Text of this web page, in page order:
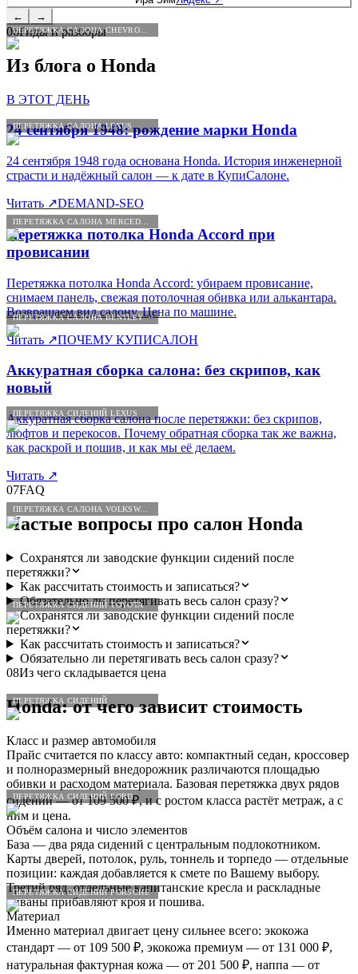
ПЕРЕТЯЖКА САЛОНА LEXUS
ПЕРЕТЯЖКА САЛОНА BENTLEY
ПЕРЕТЯЖКА СИДЕНИЙ LEXUS
ПЕРЕТЯЖКА САЛОНА VOLKSWAGEN
ПЕРЕТЯЖКА СИДЕНИЙ TOYOTA
ПЕРЕТЯЖКА СИДЕНИЙ
ПЕРЕТЯЖКА СИДЕНИЙ FORD
ПЕРЕТЯЖКА СИДЕНИЙ PORSCHE
←
→
06Гиды и разборы
Из блога о Honda
В ЭТОТ ДЕНЬ
24 сентября 1948: рождение марки Honda
24 сентября 1948 года основана Honda. История инженерной
страсти и надёжный салон — к дате в КупиСалоне.
Читать ↗DEMAND-SEO
Перетяжка потолка Honda Accord при
провисании
Перетяжка потолка Honda Accord: убираем провисание,
снимаем панель, свежая потолочная обивка или алькантара.
Возвращаем вид салону. Цена по машине.
Читать ↗ПОЧЕМУ КУПИСАЛОН
Аккуратная сборка салона: без скрипов, как
новый
Аккуратная сборка салона после перетяжки: без скрипов,
люфтов и перекосов. Почему обратная сборка так же важна,
как раскрой и пошив, и как мы её делаем.
Читать ↗
07FAQ
Частые вопросы про салон Honda
Сохранятся ли заводские функции сидений после
перетяжки?
Как рассчитать стоимость и записаться?
Обязательно ли перетягивать весь салон сразу?
Сохранятся ли заводские функции сидений после
перетяжки?
Как рассчитать стоимость и записаться?
Обязательно ли перетягивать весь салон сразу?
08Из чего складывается цена
Honda: от чего зависит стоимость
Класс и размер автомобиля
Прайс считается по классу авто: компактный седан, кроссовер
и полноразмерный внедорожник различаются площадью
обивки и расходом материала. Базовая перетяжка двух рядов
сидений — от 109 500 ₽, и с ростом класса растёт метраж, а с
ним и цена.
Объём салона и число элементов
База — два ряда сидений с центральным подлокотником.
Карты дверей, потолок, руль, тоннель и торпедо — отдельные
позиции: каждая добавляется к смете по Вашему выбору.
Третий ряд, отдельные капитанские кресла и раскладные
диваны прибавляют кроя и пошива.
Материал
Именно материал двигает цену сильнее всего: экокожа
стандарт — от 109 500 ₽, экокожа премиум — от 131 000 ₽,
натуральная фактурная кожа — от 201 500 ₽, наппа — от